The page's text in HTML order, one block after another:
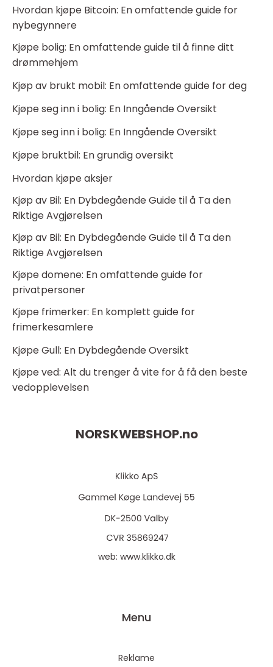
Hvordan kjøpe Bitcoin: En omfattende guide for
nybegynnere
Kjøpe bolig: En omfattende guide til å finne ditt
drømmehjem
Kjøp av brukt mobil: En omfattende guide for deg
Kjøpe seg inn i bolig: En Inngående Oversikt
Kjøpe seg inn i bolig: En Inngående Oversikt
Kjøpe bruktbil: En grundig oversikt
Hvordan kjøpe aksjer
Kjøp av Bil: En Dybdegående Guide til å Ta den
Riktige Avgjørelsen
Kjøp av Bil: En Dybdegående Guide til å Ta den
Riktige Avgjørelsen
Kjøpe domene: En omfattende guide for
privatpersoner
Kjøpe frimerker: En komplett guide for
frimerkesamlere
Kjøpe Gull: En Dybdegående Oversikt
Kjøpe ved: Alt du trenger å vite for å få den beste
vedopplevelsen
NORSKWEBSHOP.no
web: www.klikko.dk
Menu
Reklame